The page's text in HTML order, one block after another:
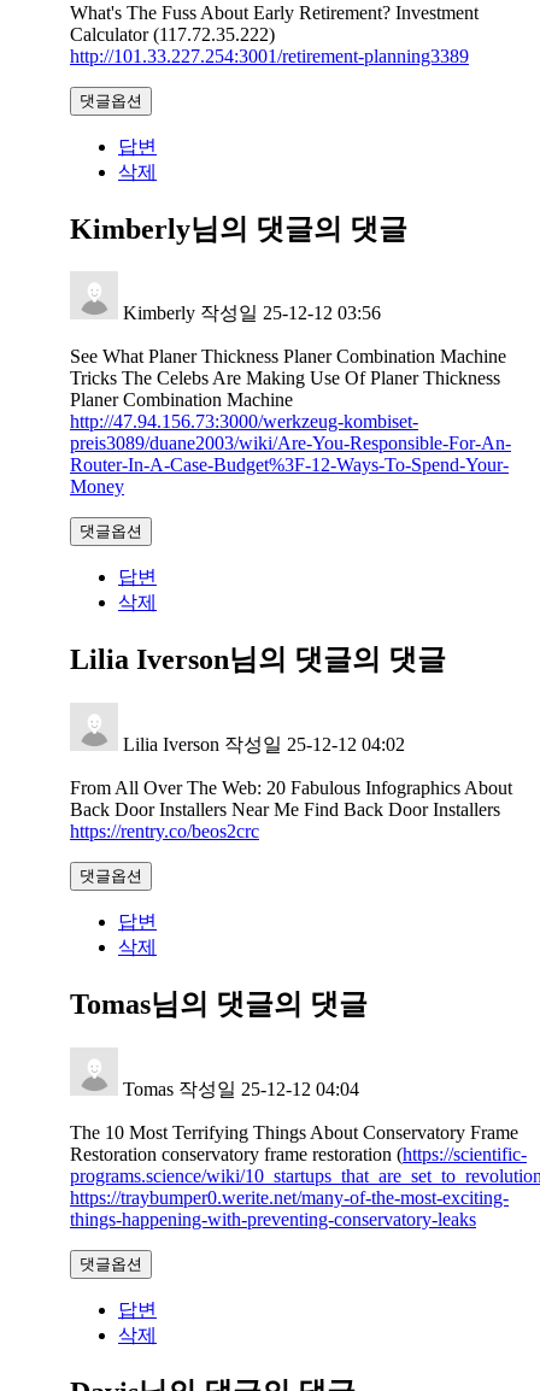
What's The Fuss About Early Retirement? Investment
Calculator (117.72.35.222)
http://101.33.227.254:3001/retirement-planning3389
댓글옵션
답변
삭제
Kimberly님의 댓글의 댓글
Kimberly 작성일 25-12-12 03:56
See What Planer Thickness Planer Combination Machine
Tricks The Celebs Are Making Use Of Planer Thickness
Planer Combination Machine
http://47.94.156.73:3000/werkzeug-kombiset-
preis3089/duane2003/wiki/Are-You-Responsible-For-An-
Router-In-A-Case-Budget%3F-12-Ways-To-Spend-Your-
Money
댓글옵션
답변
삭제
Lilia Iverson님의 댓글의 댓글
Lilia Iverson 작성일 25-12-12 04:02
From All Over The Web: 20 Fabulous Infographics About
Back Door Installers Near Me Find Back Door Installers
https://rentry.co/beos2crc
댓글옵션
답변
삭제
Tomas님의 댓글의 댓글
Tomas 작성일 25-12-12 04:04
The 10 Most Terrifying Things About Conservatory Frame
Restoration conservatory frame restoration (https://scientific-
programs.science/wiki/
https://traybumper0.werite.net/many-of-the-most-exciting-
things-happening-with-preventing-conservatory-leaks
댓글옵션
답변
삭제